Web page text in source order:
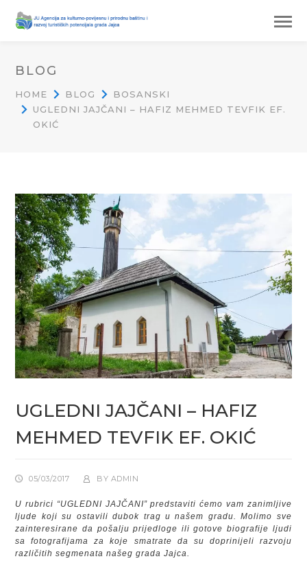
BLOG
HOME BLOG
BOSANSKI
UGLEDNI JAJČANI – HAFIZ MEHMED TEVFIK EF.
OKIĆ
UGLEDNI JAJČANI – HAFIZ
MEHMED TEVFIK EF. OKIĆ
05/03/2017 BY ADMIN
U rubrici “UGLEDNI JAJČANI” predstaviti ćemo vam zanimljive
ljude koji su ostavili dubok trag u našem gradu. Molimo sve
zainteresirane da pošalju prijedloge ili gotove biografije ljudi
sa fotografijama za koje smatrate da su doprinijeli razvoju
različitih segmenata našeg grada Jajca.